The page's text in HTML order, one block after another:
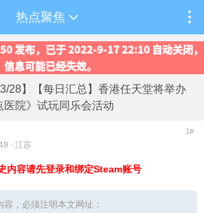
热点聚焦
发布，已于 2022-9-17 22:10 自动关闭，
信息可能已经失效。
28】【每日汇总】香港任天堂将举办
医院》试玩同乐会活动
1#
· 江苏
内容请先登录和绑定Steam账号
，必须注明本文网址：